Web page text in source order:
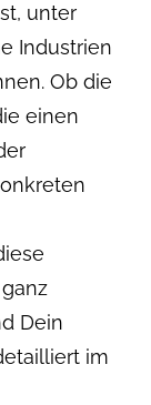
unter
Industrien
Ob die
einen
Dein
im